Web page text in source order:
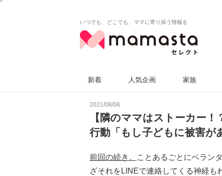
`
いつでも、どこでも、ママに寄り添う情報を
新着 人気企画 家族
2021/08/06
【隣のママはストーカー
行動「もし子どもに被害が
前回の続き。
ことあるごとにベラン
ざそれをLINEで連絡してくる神経